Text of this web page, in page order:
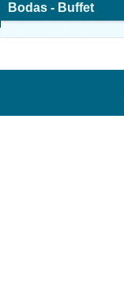
Bodas - Buffet